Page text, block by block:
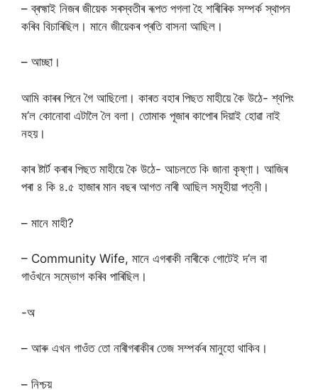
– ব্ৰহ্মাই নিজৰ জীয়েক সৰস্বতীৰ ৰূপত পগলা হৈ শাৰীৰিক সম্পৰ্ক স্থাপন
কৰিব বিচাৰিছিল। মানে জীয়েকৰ প্ৰতি বাসনা আছিল।
– আচ্ছা‌।
আমি কাৰৰ পিনে গৈ আছিলো। কাৰত বহাৰ পিছত মাহীয়ে কৈ উঠে- শ্বপিং
ম’ল কোনোবা এটালৈ লৈ বলা। তোমাক পূজাৰ কাপোৰ দিয়াই হোৱা নাই
নহয়।
কাৰ ষ্টাৰ্ট কৰাৰ পিছত মাহীয়ে কৈ উঠে- আচলতে কি জানা কৃষ্ণা। আজিৰ
পৰা ৪ কি ৪.৫ হাজাৰ মান বছৰ আগত নাৰী আছিল সমূহীয়া পত্নী।
– মানে মাহী?
– Community Wife, মানে এগৰাকী নাৰীকে গোটেই দ’ল বা
গাওঁখনে সম্ভোগ কৰিব পাৰিছিল।
-অ
– আৰু এখন গাওঁত তো নাৰীগৰাকীৰ তেজ সম্পৰ্কৰ মানুহো থাকিব।
– নিশ্চয়